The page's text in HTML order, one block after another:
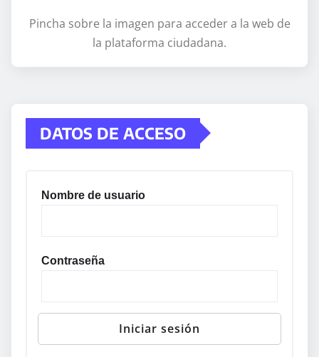
Pincha sobre la imagen para acceder a la web de
la plataforma ciudadana.
DATOS DE ACCESO
Nombre de usuario
Contraseña